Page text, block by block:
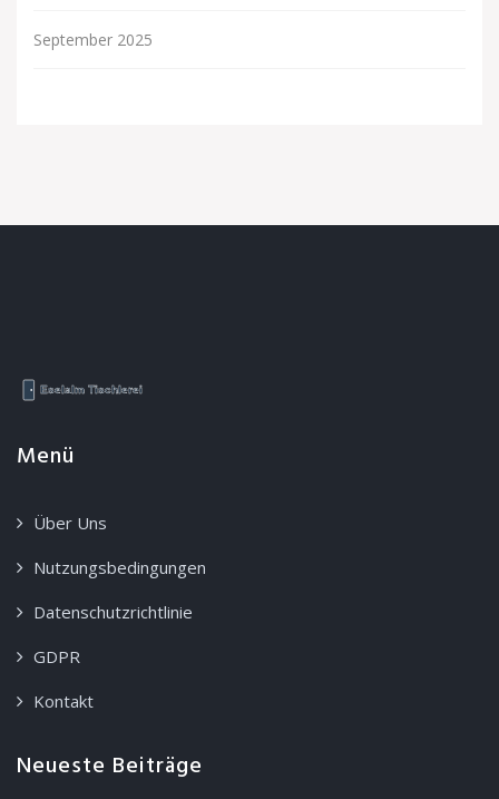
September 2025
Menü
Über Uns
Nutzungsbedingungen
Datenschutzrichtlinie
GDPR
Kontakt
Neueste Beiträge